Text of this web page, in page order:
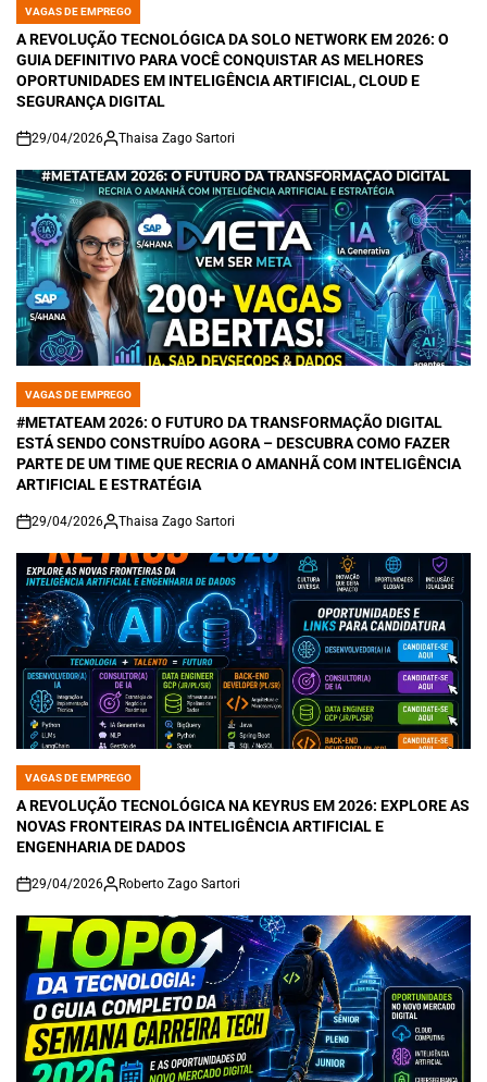
POSTED
IN
VAGAS DE EMPREGO
A REVOLUÇÃO TECNOLÓGICA DA SOLO NETWORK EM 2026: O
GUIA DEFINITIVO PARA VOCÊ CONQUISTAR AS MELHORES
OPORTUNIDADES EM INTELIGÊNCIA ARTIFICIAL, CLOUD E
SEGURANÇA DIGITAL
on
29/04/2026 Thaisa Zago Sartori
POSTED
IN
VAGAS DE EMPREGO
#METATEAM 2026: O FUTURO DA TRANSFORMAÇÃO DIGITAL
ESTÁ SENDO CONSTRUÍDO AGORA – DESCUBRA COMO FAZER
PARTE DE UM TIME QUE RECRIA O AMANHÃ COM INTELIGÊNCIA
ARTIFICIAL E ESTRATÉGIA
on
29/04/2026 Thaisa Zago Sartori
POSTED
IN
VAGAS DE EMPREGO
A REVOLUÇÃO TECNOLÓGICA NA KEYRUS EM 2026: EXPLORE AS
NOVAS FRONTEIRAS DA INTELIGÊNCIA ARTIFICIAL E
ENGENHARIA DE DADOS
on
29/04/2026 Roberto Zago Sartori